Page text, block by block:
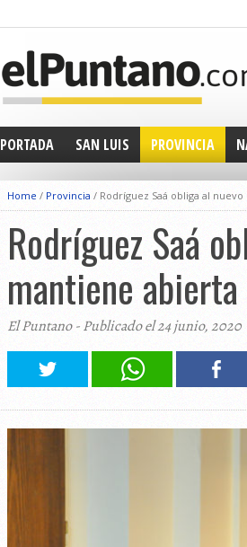
PORTADA SAN LUIS PROVINCIA
Home / Provincia / Rodríguez Saá obliga al
Rodríguez Saá
mantiene
El Puntano - Publicado el 24 junio, 2020